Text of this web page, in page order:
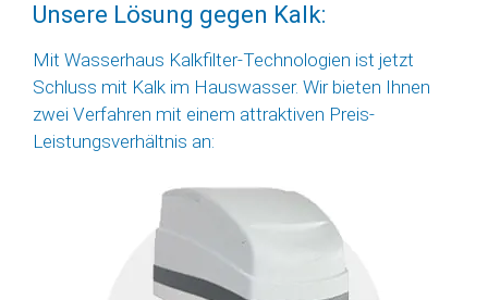
Unsere Lösung gegen Kalk:
Mit Wasserhaus Kalkfilter-Technologien ist jetzt
Schluss mit Kalk im Hauswasser. Wir bieten Ihnen
zwei Verfahren mit einem attraktiven Preis-
Leistungsverhältnis an: